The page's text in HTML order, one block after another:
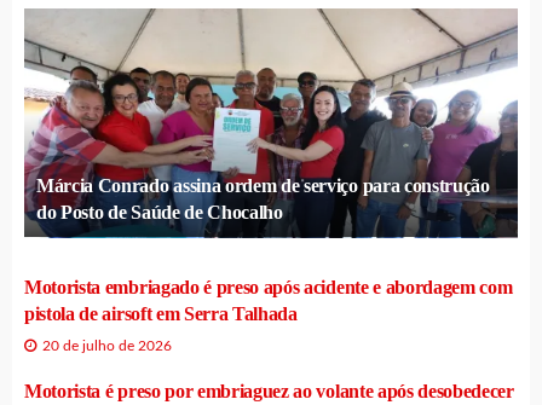
Márcia Conrado assina ordem de serviço para construção
do Posto de Saúde de Chocalho
Motorista embriagado é preso após acidente e abordagem com
pistola de airsoft em Serra Talhada
20 de julho de 2026
Motorista é preso por embriaguez ao volante após desobedecer